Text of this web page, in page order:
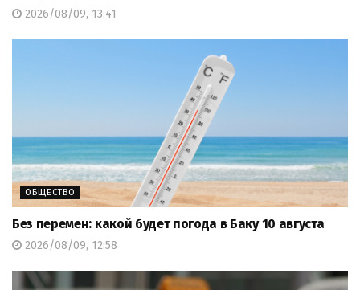
2026/08/09, 13:41
ОБЩЕСТВО
Без перемен: какой будет погода в Баку 10 августа
2026/08/09, 12:58